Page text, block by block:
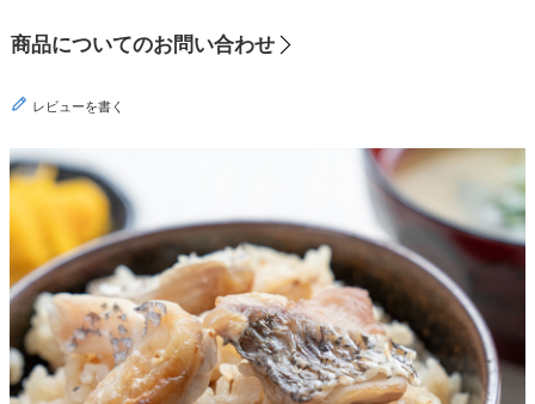
商品についてのお問い合わせ
レビューを書く